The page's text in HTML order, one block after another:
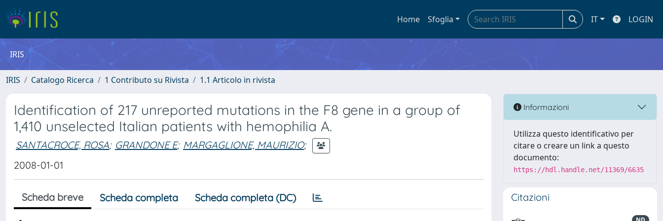
Home Sfoglia IT LOGIN
IRIS
IRIS Catalogo Ricerca 1 Contributo su Rivista 1.1 Articolo in rivista
Identification of 217 unreported mutations in the F8 gene in a group of
1,410 unselected Italian patients with hemophilia A.
SANTACROCE, ROSA; GRANDONE E; MARGAGLIONE, MAURIZIO;
2008-01-01
Scheda breve Scheda completa Scheda completa (DC)
Informazioni
Utilizza questo identificativo per
citare o creare un link a questo
documento:
https://hdl.handle.net/11369/6635
Citazioni